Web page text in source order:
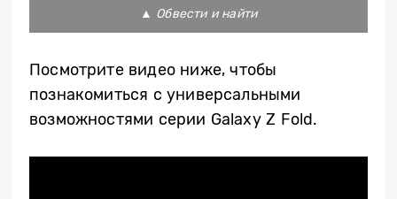
▲ Обвести и найти
Посмотрите видео ниже, чтобы
познакомиться с универсальными
возможностями серии Galaxy Z Fold.